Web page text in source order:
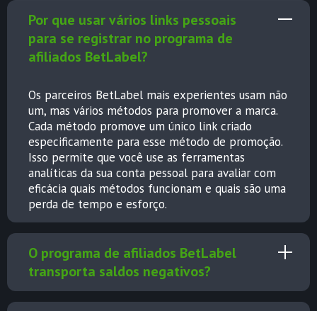
Por que usar vários links pessoais
para se registrar no programa de
afiliados BetLabel?
Os parceiros BetLabel mais experientes usam não
um, mas vários métodos para promover a marca.
Cada método promove um único link criado
especificamente para esse método de promoção.
Isso permite que você use as ferramentas
analíticas da sua conta pessoal para avaliar com
eficácia quais métodos funcionam e quais são uma
perda de tempo e esforço.
O programa de afiliados BetLabel
transporta saldos negativos?